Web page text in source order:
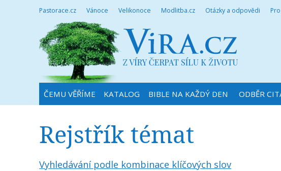
Pastorace.cz Vánoce Velikonoce Modlitba.cz Otázky a odpovědi
ČEMU VĚŘÍME KATALOG BIBLE NA KAŽDÝ DEN ODBĚR
Rejstřík témat
Vyhledávání podle kombinace klíčových slov